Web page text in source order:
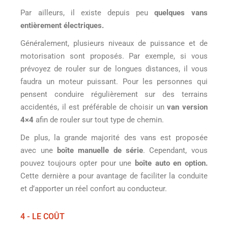
Par ailleurs, il existe depuis peuquelques vans
entièrement électriques.
Généralement, plusieurs niveaux de puissance et de
motorisation sont proposés. Par exemple, si vous
prévoyez de rouler sur de longues distances, il vous
faudra un moteur puissant. Pour les personnes qui
pensent conduire régulièrement sur des terrains
accidentés, il est préférable de choisir unvan version
4×4 afin de rouler sur tout type de chemin.
De plus, la grande majorité des vans est proposée
avec uneboîte manuelle de série. Cependant, vous
pouvez toujours opter pour une boîte auto en option.
Cette dernière a pour avantage de faciliter la conduite
et d’apporter un réel confort au conducteur.
4 - LE COÛT